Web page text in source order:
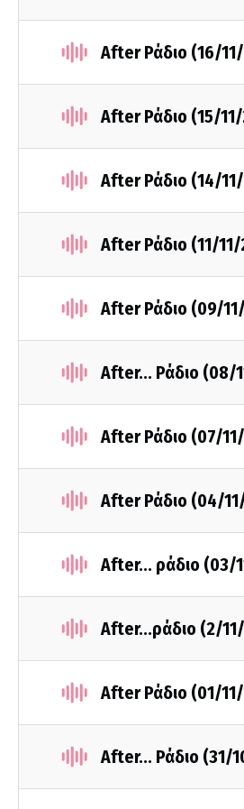
After Ράδιο (16/
After Ράδιο (15/
After Ράδιο (14/
After Ράδιο (11/
After Ράδιο (09/
After... Ράδιο (08/
After Ράδιο (07/
After Ράδιο (04/
After... ράδιο (03/
Αfter...ράδιο (2/
After Ράδιο (01/
Αfter... Ράδιο (31/